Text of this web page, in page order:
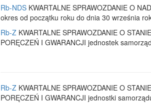
Rb-NDS KWARTALNE SPRAWOZDANIE O
okres od początku roku do dnia 30 września
Rb-Z KWARTALNE SPRAWOZDANIE O
PORĘCZEŃ I GWARANCJI jednostek
Rb-Z KWARTALNE SPRAWOZDANIE O
PORĘCZEŃ I GWARANCJI jednostki